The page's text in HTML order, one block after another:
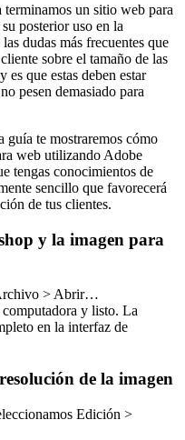
terminamos un sitio web para
posterior uso en la
dudas más frecuentes que
sobre el tamaño de las
que estas deben estar
pesen demasiado para
guía te mostraremos cómo
web utilizando Adobe
tengas conocimientos de
sencillo que favorecerá
de tus clientes.
y la imagen para
> Abrir…
computadora y listo. La
en la interfaz de
de la imagen
Edición >